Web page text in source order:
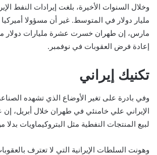
مليار دولار في المتوسط. غير أن مسؤولا
مارس، إن طهران خسرت عشرة مليارات دولار من
إعادة فرض العقوبات في نوفمبر.
تكنيك إيراني
وفي بادرة على تغير الأوضاع الذي تشهده
الإيراني علي خامنئي في طهران خلال أبريل، إن
لبيع المنتجات النفطية مثل البتروكيماويات بدلا
وهونت السلطات الإيرانية التي لا تعترف